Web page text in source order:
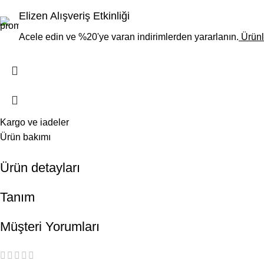
Elizen Alışveriş Etkinliği
Acele edin ve %20'ye varan indirimlerden yararlanın.
Kargo ve iadeler
Ürün bakımı
Ürün detayları
Tanım
Müşteri Yorumları